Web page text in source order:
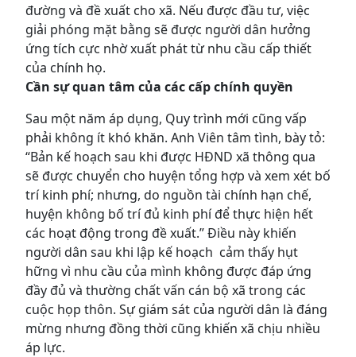
đường và đề xuất cho xã. Nếu được đầu tư, việc
giải phóng mặt bằng sẽ được người dân hưởng
ứng tích cực nhờ xuất phát từ nhu cầu cấp thiết
của chính họ.
Cần sự quan tâm của các cấp chính quyền
Sau một năm áp dụng, Quy trình mới cũng vấp
phải không ít khó khăn. Anh Viên tâm tình, bày tỏ:
“Bản kế hoạch sau khi được HĐND xã thông qua
sẽ được chuyển cho huyện tổng hợp và xem xét bố
trí kinh phí; nhưng, do nguồn tài chính hạn chế,
huyện không bố trí đủ kinh phí để thực hiện hết
các hoạt động trong đề xuất.” Điều này khiến
người dân sau khi lập kế hoạch cảm thấy hụt
hững vì nhu cầu của mình không được đáp ứng
đầy đủ và thường chất vấn cán bộ xã trong các
cuộc họp thôn. Sự giám sát của người dân là đáng
mừng nhưng đồng thời cũng khiến xã chịu nhiều
áp lực.